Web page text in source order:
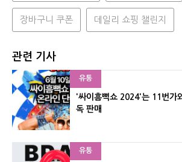
장바구니 쿠폰 데일리 쇼핑 챌린지
관련 기사
유통
'싸이흠뻑쇼 2024'는 11번가
독 판매
유통